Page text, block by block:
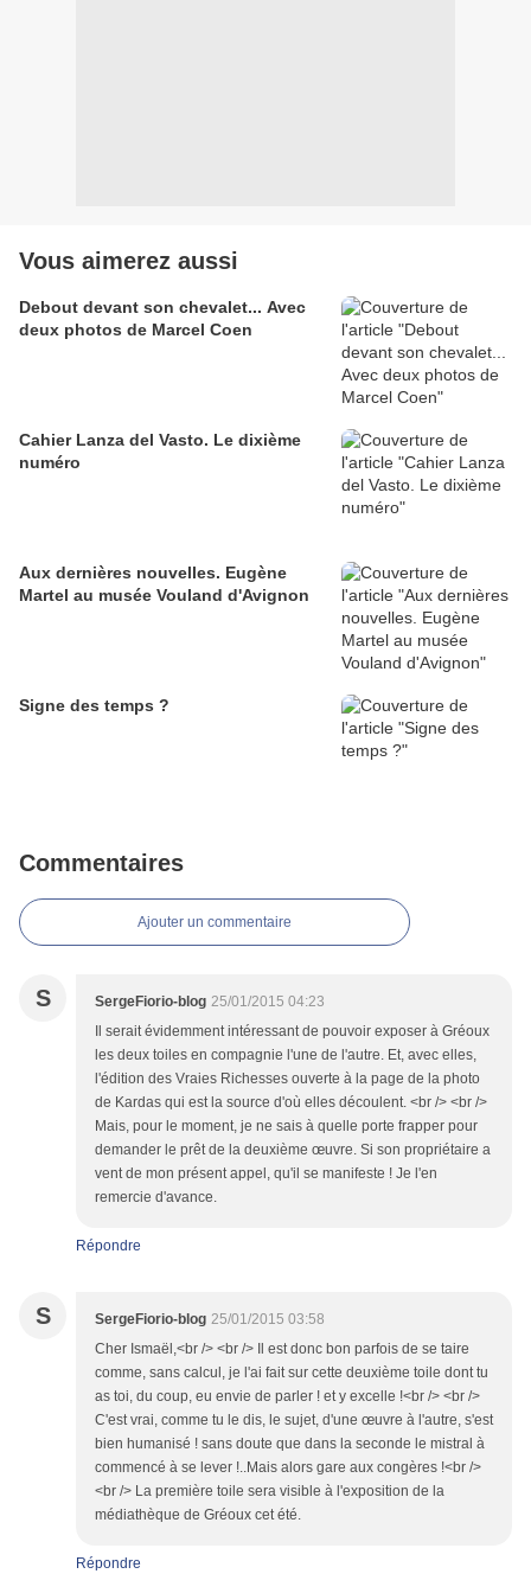
Vous aimerez aussi
Debout devant son chevalet... Avec
deux photos de Marcel Coen
Cahier Lanza del Vasto. Le dixième
numéro
Aux dernières nouvelles. Eugène
Martel au musée Vouland d'Avignon
Signe des temps ?
Commentaires
Ajouter un commentaire
S SergeFiorio-blog 25/01/2015 04:23
Il serait évidemment intéressant de pouvoir exposer à Gréoux
les deux toiles en compagnie l'une de l'autre. Et, avec elles,
l'édition des Vraies Richesses ouverte à la page de la photo
de Kardas qui est la source d'où elles découlent. <br /> <br />
Mais, pour le moment, je ne sais à quelle porte frapper pour
demander le prêt de la deuxième œuvre. Si son propriétaire a
vent de mon présent appel, qu'il se manifeste ! Je l'en
remercie d'avance.
Répondre
S SergeFiorio-blog 25/01/2015 03:58
Cher Ismaël,<br /> <br /> Il est donc bon parfois de se taire
comme, sans calcul, je l'ai fait sur cette deuxième toile dont tu
as toi, du coup, eu envie de parler ! et y excelle !<br /> <br />
C'est vrai, comme tu le dis, le sujet, d'une œuvre à l'autre, s'est
bien humanisé ! sans doute que dans la seconde le mistral à
commencé à se lever !..Mais alors gare aux congères !<br />
<br /> La première toile sera visible à l'exposition de la
médiathèque de Gréoux cet été.
Répondre